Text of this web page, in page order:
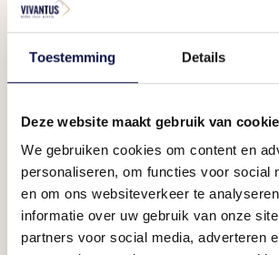
Toestemming Details
Deze website maakt gebruik van
We gebruiken cookies om content en
personaliseren, om functies voor social
en om ons websiteverkeer te
informatie over uw gebruik van onze
partners voor social media, adverteren
Complete keuken
Mogelijkheden